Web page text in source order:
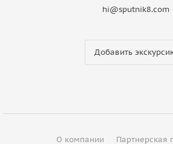
hi@sputnik8.com
Добавить
О компании Партнерская